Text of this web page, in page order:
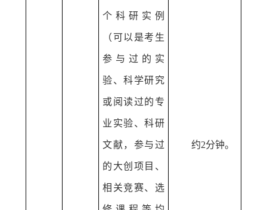
个科研实例
（可以是考生
参与过的实
验、科学研究
或阅读过的专
业实验、科研
文献，参与过
的大创项目、
相关竞赛、选
约2分钟。